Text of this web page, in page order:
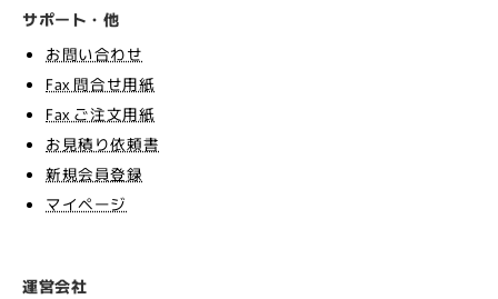
サポート・他
お問い合わせ
Fax 問合せ用紙
Fax ご注文用紙
お見積り依頼書
新規会員登録
マイページ
運営会社